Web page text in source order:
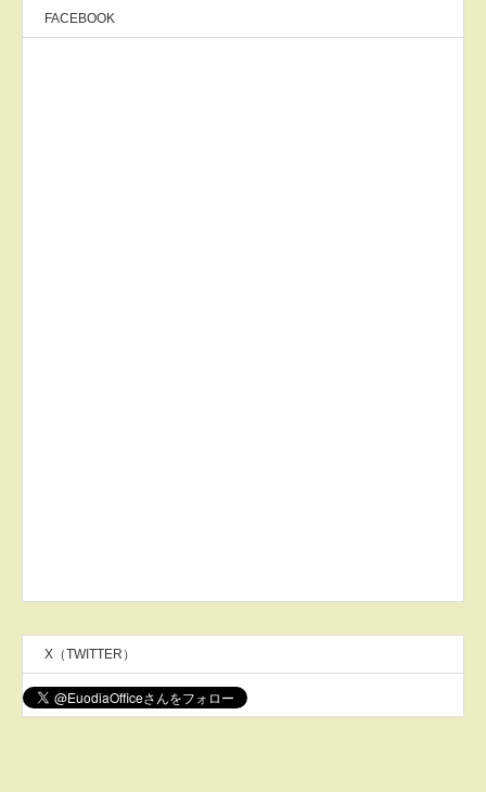
FACEBOOK
X（TWITTER）